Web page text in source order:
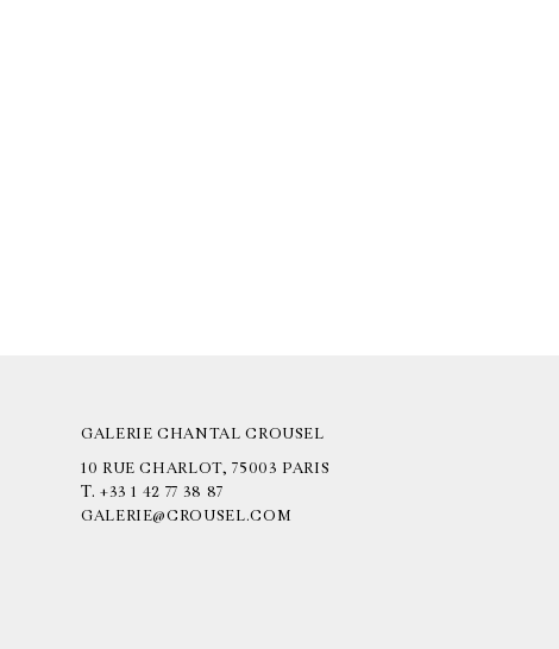
GALERIE CHANTAL CROUSEL
10 RUE CHARLOT, 75003 PARIS
T. +33 1 42 77 38 87
GALERIE@CROUSEL.COM